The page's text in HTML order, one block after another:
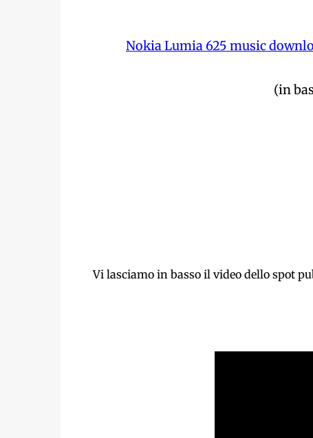
Nokia Lumia 625 music
(in
Vi lasciamo in basso il video dello spot